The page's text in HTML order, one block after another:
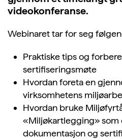
videokonferanse.
Webinaret tar for seg
Praktiske tips og
sertifiseringsmøte
Hvordan foreta en
virksomhetens
Hvordan bruke
«Miljøkartlegging» som
dokumentasjon og